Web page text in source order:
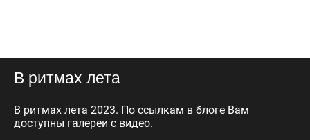
В ритмах лета
В ритмах лета 2023. По ссылкам в блоге Вам
доступны галереи с видео.